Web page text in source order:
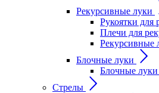
Рекурсивные луки
Рукоятки для
Плечи для
Рекурсивные
Блочные луки
Блочные
Стрелы